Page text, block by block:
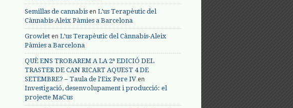
Semillas de cannabis en L’us Terapèutic del
Cànnabis-Aleix Pàmies a Barcelona
Growlet en L’us Terapèutic del Cànnabis-Aleix
Pàmies a Barcelona
QUÈ ENS TROBAREM A LA 2ª EDICIÓ DEL
TRASTER DE CAN RICART AQUEST 4 DE
SETEMBRE? – Taula de l'Eix Pere IV en
Investigació, desenvolupament i producció: el
projecte MaCus